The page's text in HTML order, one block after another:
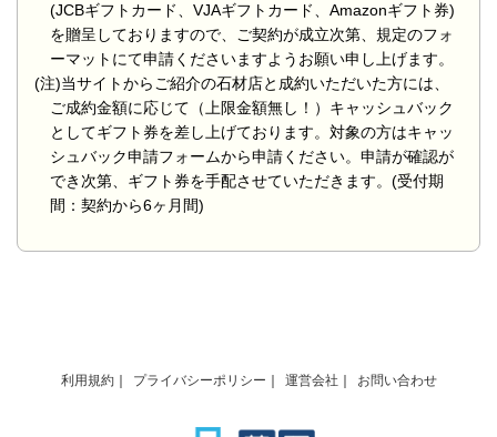
(JCBギフトカード、VJAギフトカード、Amazonギフト券)
を贈呈しておりますので、ご契約が成立次第、規定のフォ
ーマットにて申請くださいますようお願い申し上げます。
(注)当サイトからご紹介の石材店と成約いただいた方には、
ご成約金額に応じて（上限金額無し！）キャッシュバック
としてギフト券を差し上げております。対象の方はキャッ
シュバック申請フォームから申請ください。申請が確認が
でき次第、ギフト券を手配させていただきます。(受付期
間：契約から6ヶ月間)
利用規約 プライバシーポリシー 運営会社 お問い合わせ